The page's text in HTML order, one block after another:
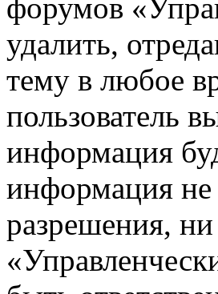
форумов
удалить,
тему в любое
пользователь
информация
информация не
разрешения,